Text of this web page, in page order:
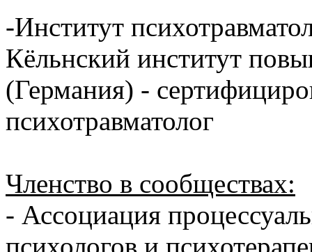
-Институт
Кёльнский институт
(Германия) -
психотравматолог
Членство в сообществах:
- Ассоциация
психологов и